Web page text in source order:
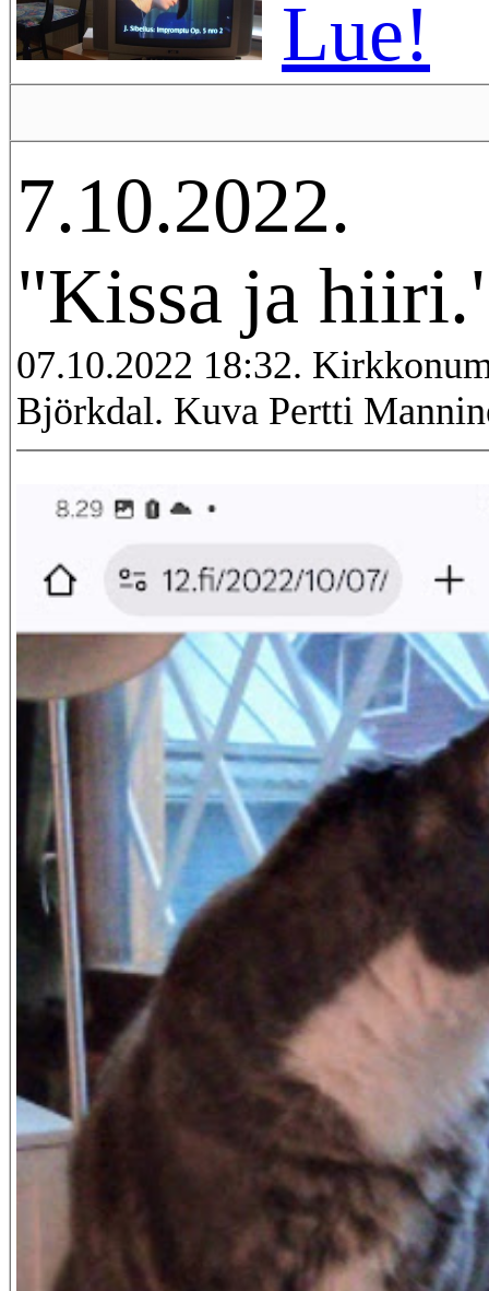
Lue!
7.10.2022.
"Kissa ja
07.10.2022 18:32.
Björkdal. Kuva Pertti